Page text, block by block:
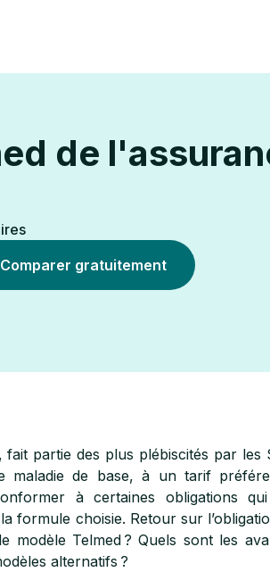
de
Comparer gratuitement
partie des plus plébiscités par les
maladie de base, à un tarif
à certaines obligations
formule choisie. Retour sur
modèle Telmed ? Quels sont les
alternatifs ?